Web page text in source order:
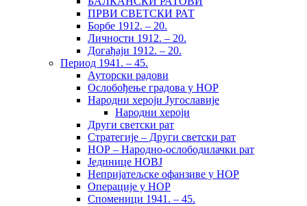
ПРВИ СВЕТСКИ РАТ
Борбе 1912. – 20.
Личности 1912. – 20.
Догађаји 1912. – 20.
Период 1941. – 45.
Ауторски радови
Ослобођење градова у НОР
Народни хероји Југославије
Народни хероји
Други светски рат
Стратегије – Други светски рат
НОР – Народно-ослободилачки рат
Јединице НОВЈ
Непријатељске офанзиве у НОР
Операције у НОР
Споменици 1941. – 45.